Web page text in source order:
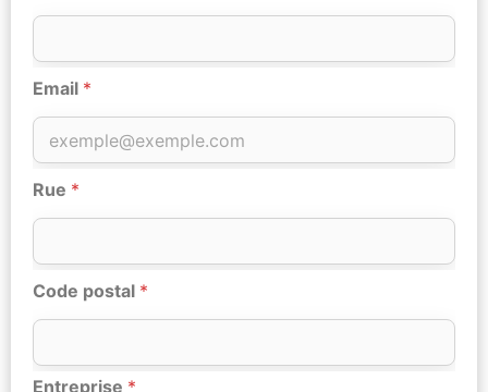
Email *
Rue *
Code postal *
Entreprise *